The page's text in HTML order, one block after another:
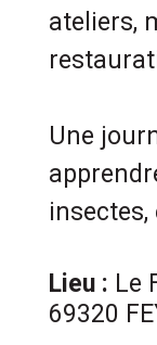
ateliers,
Une
Lieu : Le
69320